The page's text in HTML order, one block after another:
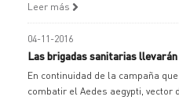
Leer más
04-11-2016
Las brigadas sanitarias
En continuidad de la campaña
combatir el Aedes aegypti, vector